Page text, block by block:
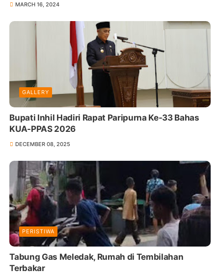
MARCH 16, 2024
GALLERY
Bupati Inhil Hadiri Rapat Paripurna Ke-33 Bahas
KUA-PPAS 2026
DECEMBER 08, 2025
PERISTIWA
Tabung Gas Meledak, Rumah di Tembilahan
Terbakar